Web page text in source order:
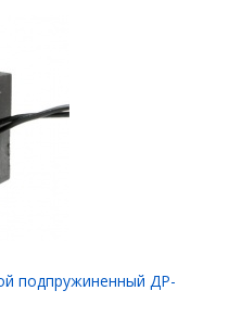
подпружиненный ДР-